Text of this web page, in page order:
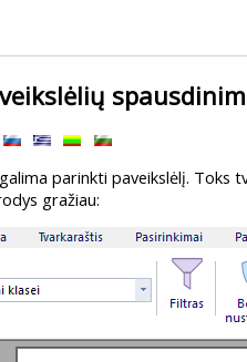
parinkti paveikslėlį.
gražiau: